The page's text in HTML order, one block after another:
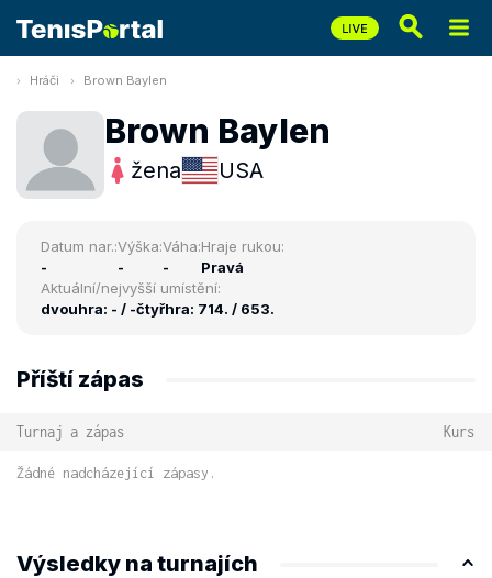
Hráči Brown Baylen
Brown Baylen
žena USA
Datum nar.:
-
Výška:
-
Váha:
-
Hraje rukou:
Pravá
Aktuální/nejvyšší umístění:
dvouhra: - / -čtyřhra: 714. / 653.
Příští zápas
Turnaj a zápas Kurs
Žádné nadcházející zápasy.
Výsledky na turnajích